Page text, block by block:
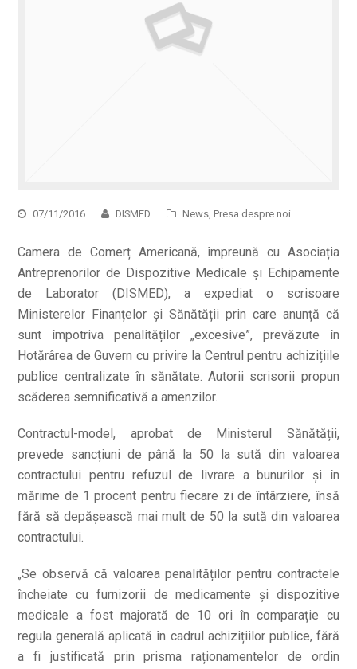
07/11/2016 DISMED News,Presa despre noi
Camera de Comerț Americană, împreună cu Asociația
Antreprenorilor de Dispozitive Medicale și Echipamente
de Laborator (DISMED), a expediat o scrisoare
Ministerelor Finanțelor și Sănătății prin care anunță că
sunt împotriva penalităților „excesive”, prevăzute în
Hotărârea de Guvern cu privire la Centrul pentru achizițiile
publice centralizate în sănătate. Autorii scrisorii propun
scăderea semnificativă a amenzilor.
Contractul-model, aprobat de Ministerul Sănătății,
prevede sancțiuni de până la 50 la sută din valoarea
contractului pentru refuzul de livrare a bunurilor și în
mărime de 1 procent pentru fiecare zi de întârziere, însă
fără să depășească mai mult de 50 la sută din valoarea
contractului.
„Se observă că valoarea penalităților pentru contractele
încheiate cu furnizorii de medicamente și dispozitive
medicale a fost majorată de 10 ori în comparație cu
regula generală aplicată în cadrul achizițiilor publice, fără
a fi justificată prin prisma raționamentelor de ordin